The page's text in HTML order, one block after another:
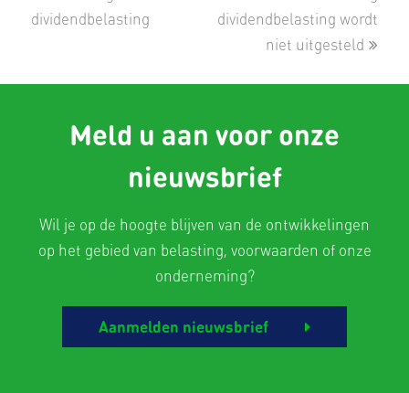
post:
dividendbelasting
post:
dividendbelasting wordt
niet uitgesteld
Meld u aan voor onze
nieuwsbrief
Wil je op de hoogte blijven van de ontwikkelingen
op het gebied van belasting, voorwaarden of onze
onderneming?
Aanmelden nieuwsbrief